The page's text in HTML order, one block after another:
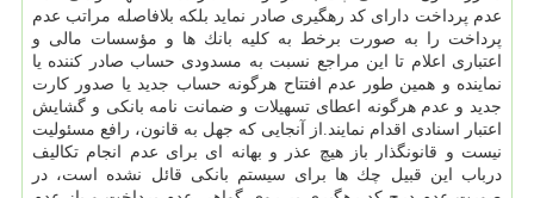
عدم پرداخت دارای كد رهگیری صادر نماید بلكه بلافاصله مراتب عدم
پرداخت را به صورت برخط به كلیه بانك ها و مؤسسات مالی و
اعتباری اعلام تا این مراجع نسبت به مسدودی حساب صادر كننده یا
نماینده و همین طور عدم افتتاح هرگونه حساب جدید یا صدور كارت
جدید و عدم هرگونه اعطای تسهیلات و ضمانت نامه بانكی و گشایش
اعتبار اسنادی اقدام نمایند.از آنجایی كه جهل به قانون، رافع مسئولیت
نیست و قانونگذار باز هیچ عذر و بهانه ای برای عدم انجام تكالیف
درباب این قبیل چك ها برای سیستم بانكی قائل نشده است، در